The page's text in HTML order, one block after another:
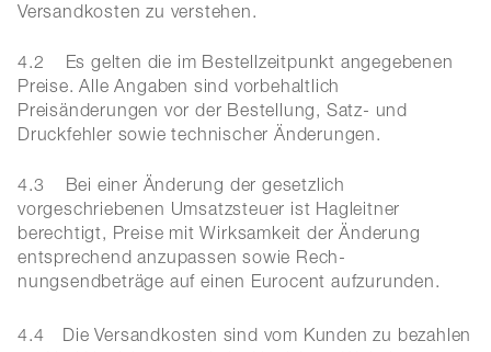
Versandkosten zu verstehen.
4.2 Es gelten die im Bestellzeitpunkt angegebenen
Preise. Alle Angaben sind vorbehaltlich
Preisänderungen vor der Bestellung, Satz- und
Druckfehler sowie technischer Änderungen.
4.3 Bei einer Änderung der gesetzlich
vorgeschriebenen Umsatzsteuer ist Hagleitner
berechtigt, Preise mit Wirksamkeit der Änderung
entsprechend anzupassen sowie Rech-
nungsendbeträge auf einen Eurocent aufzurunden.
4.4
Die Versandkosten sind vom Kunden zu bezahlen